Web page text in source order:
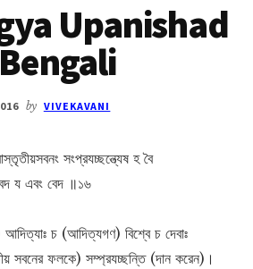
Upanishad
by VIVEKAVANI
সংপ্রযচ্ছন্ত্যেষ হ বৈ
য এবং বেদ ॥১৬
চ (আদিত্যগণ) বিশ্বে চ দেবাঃ
সবনের ফলকে) সম্প্রযচ্ছন্তি (দান করেন)।